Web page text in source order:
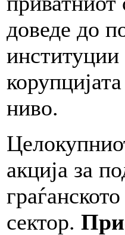
доведе до
ниво.
акција за
сектор.